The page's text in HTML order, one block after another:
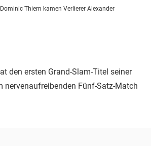
Thiem kamen Verlierer Alexander
den ersten Grand-Slam-Titel seiner
nervenaufreibenden Fünf-Satz-Match